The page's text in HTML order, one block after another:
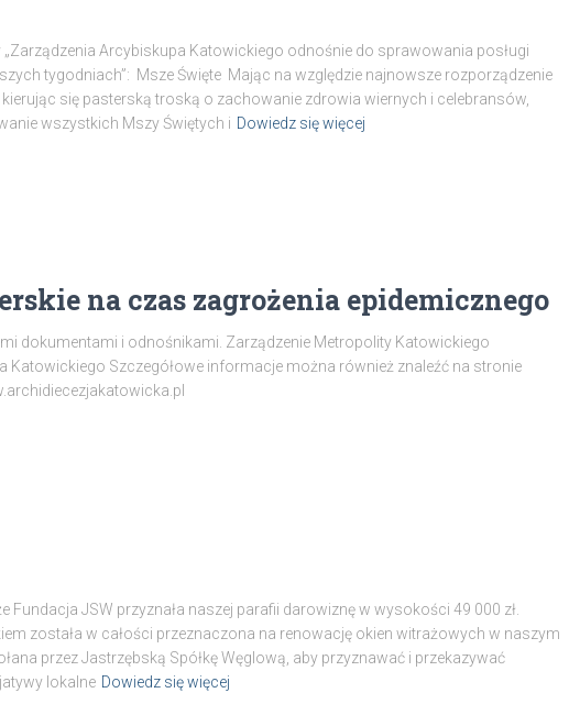
Arcybiskupa Katowickiego odnośnie do sprawowania posługi
tygodniach”: Msze Święte Mając na względzie najnowsze rozporządzenie
się pasterską troską o zachowanie zdrowia wiernych i celebransów,
wszystkich Mszy Świętych i Dowiedz się więcej
na czas zagrożenia epidemicznego
dokumentami i odnośnikami. Zarządzenie Metropolity Katowickiego
Katowickiego Szczegółowe informacje można również znaleźć na stronie
JSW przyznała naszej parafii darowiznę w wysokości 49 000 zł.
została w całości przeznaczona na renowację okien witrażowych w naszym
przez Jastrzębską Spółkę Węglową, aby przyznawać i przekazywać
lokalne Dowiedz się więcej